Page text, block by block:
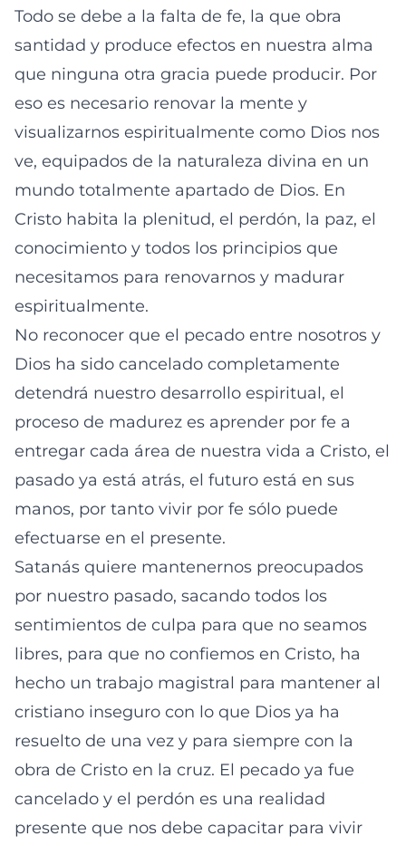
Todo se debe a la falta de fe, la que obra
santidad y produce efectos en nuestra alma
que ninguna otra gracia puede producir. Por
eso es necesario renovar la mente y
visualizarnos espiritualmente como Dios nos
ve, equipados de la naturaleza divina en un
mundo totalmente apartado de Dios. En
Cristo habita la plenitud, el perdón, la paz, el
conocimiento y todos los principios que
necesitamos para renovarnos y madurar
espiritualmente.
No reconocer que el pecado entre nosotros y
Dios ha sido cancelado completamente
detendrá nuestro desarrollo espiritual, el
proceso de madurez es aprender por fe a
entregar cada área de nuestra vida a Cristo, el
pasado ya está atrás, el futuro está en sus
manos, por tanto vivir por fe sólo puede
efectuarse en el presente.
Satanás quiere mantenernos preocupados
por nuestro pasado, sacando todos los
sentimientos de culpa para que no seamos
libres, para que no confiemos en Cristo, ha
hecho un trabajo magistral para mantener al
cristiano inseguro con lo que Dios ya ha
resuelto de una vez y para siempre con la
obra de Cristo en la cruz. El pecado ya fue
cancelado y el perdón es una realidad
presente que nos debe capacitar para vivir